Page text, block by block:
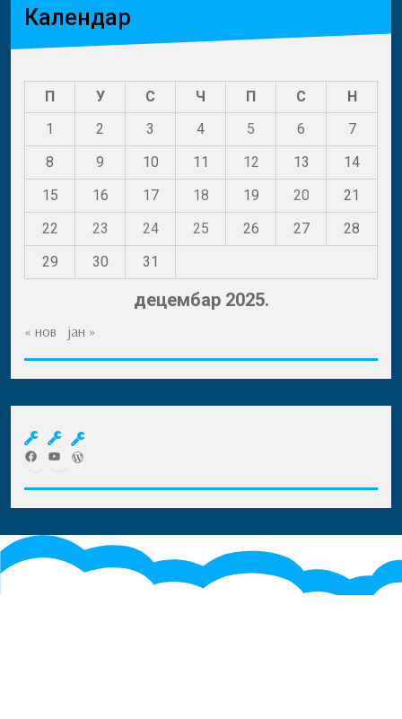
Календар
децембар 2025.
П У С Ч П С
Н
1
2 3 4 5 6
7
8
9 10 11 12 13
14
15
16 17 18 19 20
21
22
23 24 25 26 27
28
29
30 31
« нов јан »
Facebook
YouTubeWordPress